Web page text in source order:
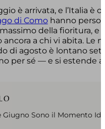
è arrivata, e l’Italia è
di Comohanno perso
della fioritura, e
a chi vi abita. Le
di agosto è lontano
per sé — e si estende
Giugno Sono il Momento